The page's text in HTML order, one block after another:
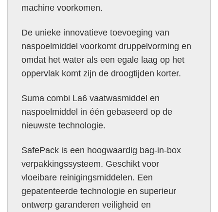
machine voorkomen.
De unieke innovatieve toevoeging van
naspoelmiddel voorkomt druppelvorming en
omdat het water als een egale laag op het
oppervlak komt zijn de droogtijden korter.
Suma combi La6 vaatwasmiddel en
naspoelmiddel in één gebaseerd op de
nieuwste technologie.
SafePack is een hoogwaardig bag-in-box
verpakkingssysteem. Geschikt voor
vloeibare reinigingsmiddelen. Een
gepatenteerde technologie en superieur
ontwerp garanderen veiligheid en